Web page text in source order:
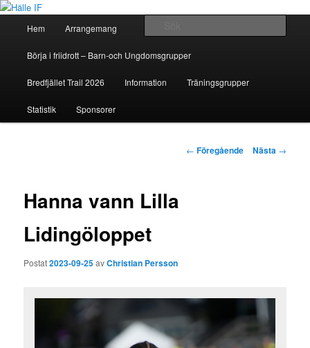
Hälle IF
Hoppa
till
huvudinnehåll
Hem Arrangemang
Börja i friidrott – Barn-och Ungdomsgrupper
Bredfjället Trail 2026 Information Träningsgrupper
Statistik Sponsorer
Inläggsnavigering
← Föregående Nästa →
Hanna vann Lilla
Lidingöloppet
Postat2023-09-25avChristian Persson